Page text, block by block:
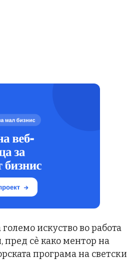
искуство во работа
пред сè како ментор на
програма на светски